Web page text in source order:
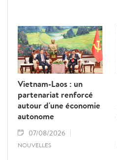
Vietnam-Laos : un
partenariat renforcé
autour d'une économie
autonome
07/08/2026
NOUVELLES